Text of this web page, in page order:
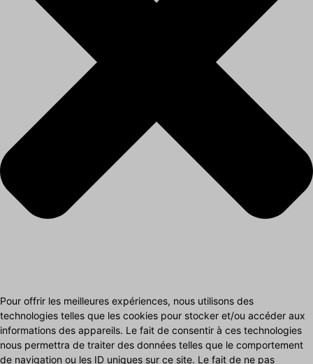
Pour offrir les meilleures expériences, nous utilisons des
technologies telles que les cookies pour stocker et/ou accéder aux
informations des appareils. Le fait de consentir à ces technologies
nous permettra de traiter des données telles que le comportement
de navigation ou les ID uniques sur ce site. Le fait de ne pas